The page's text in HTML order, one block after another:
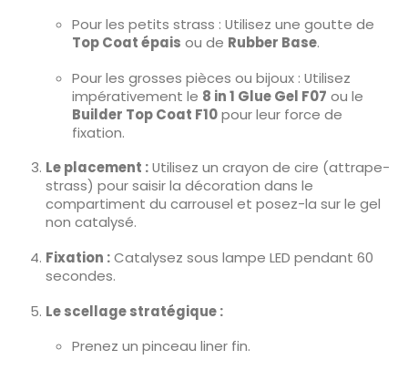
Pour les petits strass : Utilisez une goutte de
Top Coat épais ou de Rubber Base.
Pour les grosses pièces ou bijoux : Utilisez
impérativement le 8 in 1 Glue Gel F07 ou le
Builder Top Coat F10pour leur force de
fixation.
Le placement :Utilisez un crayon de cire (attrape-
strass) pour saisir la décoration dans le
compartiment du carrousel et posez-la sur le gel
non catalysé.
Fixation :Catalysez sous lampe LED pendant 60
secondes.
Le scellage stratégique :
Prenez un pinceau liner fin.